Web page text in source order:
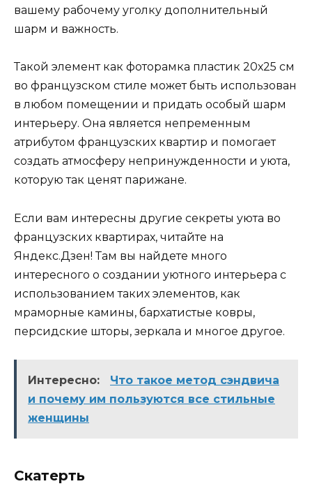
вашему рабочему уголку дополнительный
шарм и важность.
Такой элемент как фоторамка пластик 20х25 см
во французском стиле может быть использован
в любом помещении и придать особый шарм
интерьеру. Она является непременным
атрибутом французских квартир и помогает
создать атмосферу непринужденности и уюта,
которую так ценят парижане.
Если вам интересны другие секреты уюта во
французских квартирах, читайте на
Яндекс.Дзен! Там вы найдете много
интересного о создании уютного интерьера с
использованием таких элементов, как
мраморные камины, бархатистые ковры,
персидские шторы, зеркала и многое другое.
Интересно:
Что такое метод сэндвича
и почему им пользуются все стильные
женщины
Скатерть